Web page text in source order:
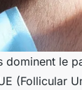
dominent le
(Follicular